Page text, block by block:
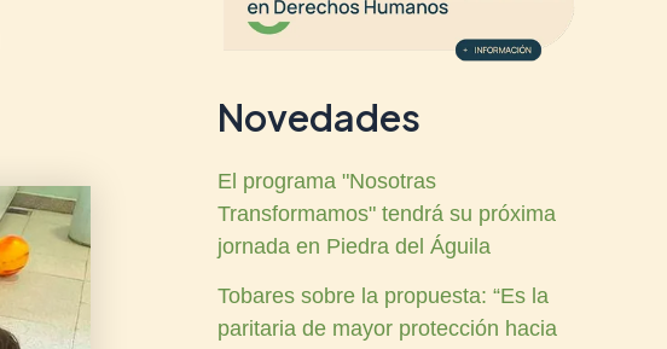
Novedades
El programa "Nosotras
Transformamos" tendrá su próxima
jornada en Piedra del Águila
Tobares sobre la propuesta: “Es la
paritaria de mayor protección hacia